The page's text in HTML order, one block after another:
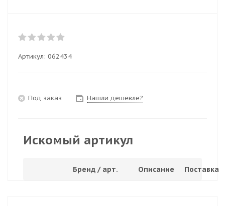
Артикул: 062434
Под заказ Нашли дешевле?
Искомый артикул
Бренд / арт. Описание Поставка